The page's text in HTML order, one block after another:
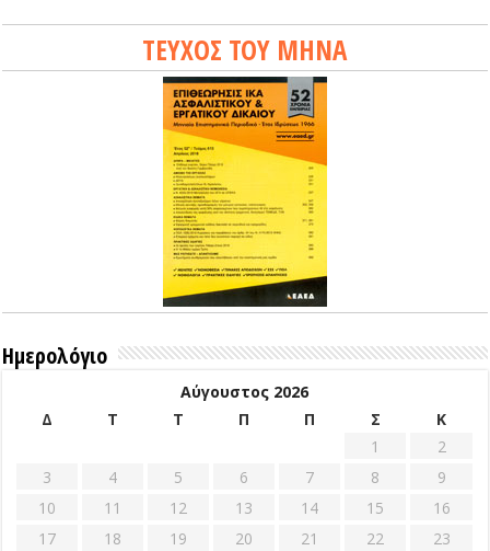
ΤΕΥΧΟΣ ΤΟΥ ΜΗΝΑ
Ημερολόγιο
Αύγουστος 2026
Δ
Τ Τ Π Π Σ
Κ
1
2
3
4 5 6 7 8
9
10
11 12 13 14 15
16
17
18 19 20 21 22
23